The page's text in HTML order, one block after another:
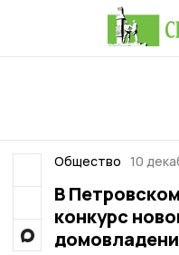
Общество 10
В
конкурс